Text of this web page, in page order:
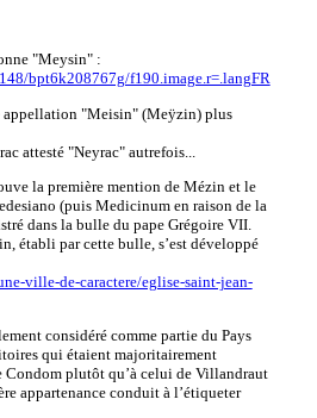
"Meysin" :
bpt6k208767g/f190.image.r=.langFR
appellation "Meisin" (Meÿzin) plus
attesté "Neyrac" autrefois...
la première mention de Mézin et le
(puis Medicinum en raison de la
dans la bulle du pape Grégoire VII.
établi par cette bulle, s’est développé
ville-de-caractere/eglise-saint-jean-
considéré comme partie du Pays
qui étaient majoritairement
Condom plutôt qu’à celui de Villandraut
appartenance conduit à l’étiqueter